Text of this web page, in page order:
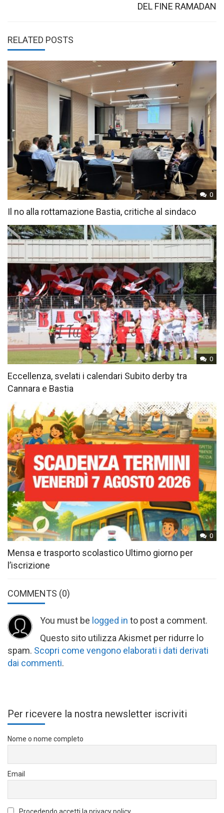
DEL FINE RAMADAN
RELATED POSTS
0
Il no alla rottamazione Bastia, critiche al sindaco
0
Eccellenza, svelati i calendari Subito derby tra
Cannara e Bastia
0
Mensa e trasporto scolastico Ultimo giorno per
l’iscrizione
COMMENTS (0)
You must be logged in to post a comment.
Questo sito utilizza Akismet per ridurre lo
spam. Scopri come vengono elaborati i dati derivati
dai commenti.
Per ricevere la nostra newsletter iscriviti
Nome o nome completo
Email
Procedendo accetti la privacy policy